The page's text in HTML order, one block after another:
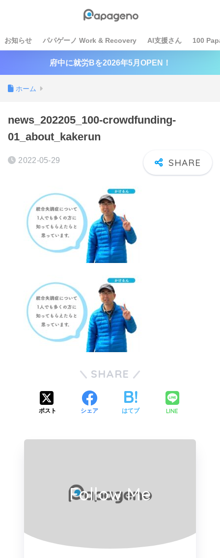
お知らせ パパゲーノ Work & Recovery AI支援さん 100
府中に就労Bを2026年5月OPEN！
ホーム
news_202205_100-crowdfunding-
01_about_kakerun
2022-05-29
SHARE
ポスト シェア はてブ LINE
Follow Me